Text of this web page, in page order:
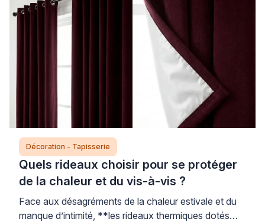
Décoration - Tapisserie
Quels rideaux choisir pour se protéger
de la chaleur et du vis-à-vis ?
Face aux désagréments de la chaleur estivale et du
manque d’intimité, **les rideaux thermiques dotés